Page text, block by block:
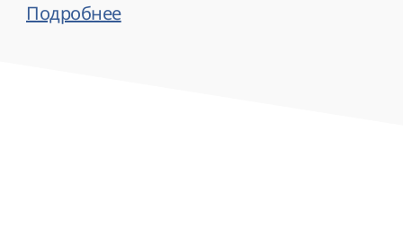
выходных и перерывов. Есть льготный
Подробнее